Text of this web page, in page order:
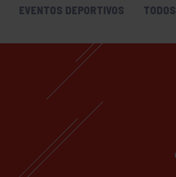
EVENTOS DEPORTIVOS TODOS